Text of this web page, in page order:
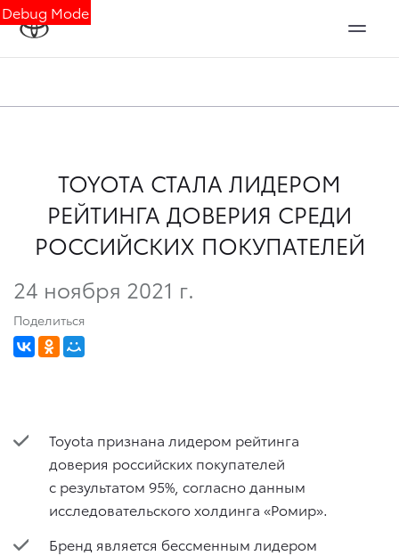
Debug Mode
TOYOTA СТАЛА ЛИДЕРОМ
РЕЙТИНГА ДОВЕРИЯ СРЕДИ
РОССИЙСКИХ ПОКУПАТЕЛЕЙ
24 ноября 2021 г.
Поделиться
Toyota признана лидером рейтинга
доверия российских покупателей
с результатом 95%, согласно данным
исследовательского холдинга «Ромир».
Бренд является бессменным лидером